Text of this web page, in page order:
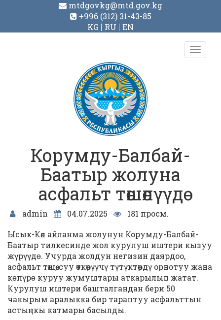
mtdgovkg@mtd.gov.kg
+996 (312) 31-43-85
KG
RU EN
Toggle
Корумду-Балбай-
Баатыр жолуна
асфальт төшөлүүдө
admin 04.07.2025
181 просм.
Ысык-Көл айланма жолунун Корумду-Балбай-
Баатыр тилкесинде жол курулуш иштери кызуу
жүрүүдɵ. Учурда жолдун негизин даярдоо,
асфальт төшөө, суу өткөрүүчү түтүктөрдү орнотуу жана
кɵпүрɵ куруу жумуштары аткарылып жатат.
Курулуш иштери башталгандан бери 50
чакырым аралыкка бир тараптуу асфальттын
астыңкы катмары басылды.